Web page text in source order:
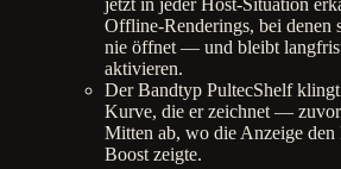
jetzt in jeder Host-Situation
Offline-Renderings, bei denen
nie öffnet — und bleibt
aktivieren.
Der Bandtyp PultecShelf
Kurve, die er zeichnet — zuvor
Mitten ab, wo die Anzeige
Boost zeigte.